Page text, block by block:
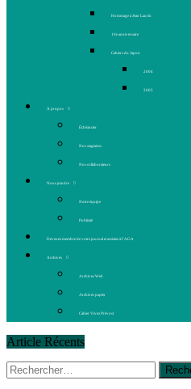
Hommage à Jean Laurin
10e anniversaire
Cahiers du Japon
2004
2005
À propos
Échéancier
Nos stagiaires
Nos collaborateurs
Nous joindre
Notre équipe
Publicité
Devenez membre de votre journal et assistez à l’AGA
Archives
Archives Web
Archives papier
Cahier Vivez Prévost
Article Récents
14 octobre 2015
La course
Rechercher :